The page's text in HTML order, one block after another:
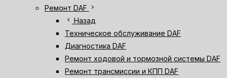
Ремонт DAF
chevron_right
chevron_left Назад
Техническое обслуживание DAF
Диагностика DAF
Ремонт ходовой и тормозной системы DAF
Ремонт трансмиссии и КПП DAF